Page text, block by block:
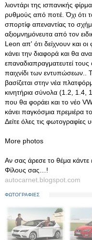
λιοντάρι της ισπανικής
ρυθμούς από ποτέ. Όχι ότι
σπορτίφ απεναντίας το
αξιομνημόνευτα από τον
Leon απ' ότι δείχνουν και
κάνει την διαφορά και θα
επαναδιαπραγματευτεί
παιχνίδι των εντυπώσεων..
βασίζεται στην νέα
κινητήρια σύνολα (1.2,
που θα φοράει και το νέο
κάνει παγκόσμια πρεμιέρα
Δείτε όλες τις
More photos
Αν σας άρεσε το θέμα κάντε
Φίλους σας…!
autocarnet.blogspot.com
ΦΩΤΟΓΡΑΦΙΕΣ